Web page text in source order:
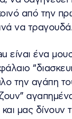
από την
να
είναι ένα
την αγάπη
μας δίνουν